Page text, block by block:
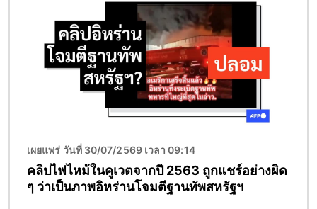
เผยแพร่ วันที่ 30/07/2569 เวลา 09:14
คลิปไฟไหม้ในคูเวตจากปี 2563 ถูกแชร์อย่างผิด
ๆ ว่าเป็นภาพอิหร่านโจมตีฐานทัพสหรัฐฯ